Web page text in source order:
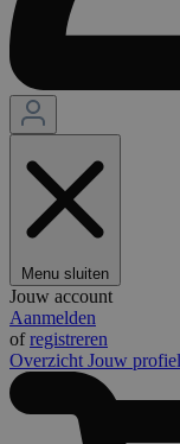
Menu sluiten
Jouw account
Aanmelden
ofregistreren
Overzicht Jouw profiel